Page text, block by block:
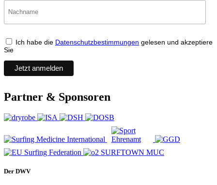
Ich habe die Datenschutzbestimmungen gelesen und akzeptiere
Sie
Partner & Sponsoren
Der DWV